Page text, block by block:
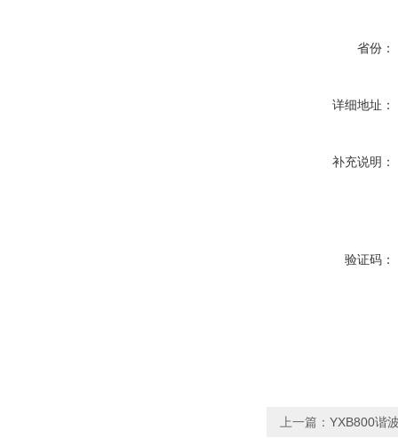
省份：
详细地址：
补充说明：
验证码：
上一篇： YXB800谐